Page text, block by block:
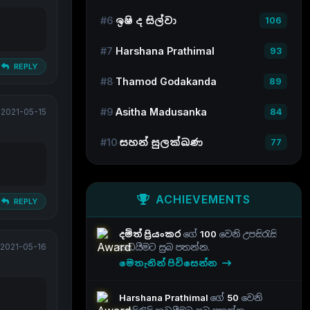
REPLY
05-15
REPLY
05-16
#6 ඉෂි ද සිල්වා 106
#7 Harshana Prathimal 93
#8 Thamod Godakanda 89
#9 Asitha Madusanka 84
#10 සහන් සුලක්ඛණ 77
ACHIEVEMENTS
දමිත් ප්‍රියංකරගේ 100 වෙනි උපසිරැසි
කඩයීමට සුබ පතන්න.
මෙතැනින් පිවිසෙන්න
Harshana Prathimal ගේ 50 වෙනි